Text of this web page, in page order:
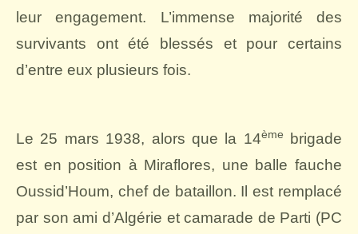
leur engagement. L’immense majorité des
survivants ont été blessés et pour certains
d’entre eux plusieurs fois.
Le 25 mars 1938, alors que la 14ème
brigade
est en position à Miraflores, une balle fauche
Oussid’Houm, chef de bataillon. Il est remplacé
par son ami d’Algérie et camarade de Parti (PC